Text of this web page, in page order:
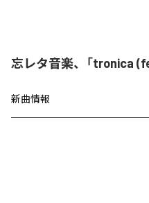
忘レタ音楽、「tronica
新曲情報